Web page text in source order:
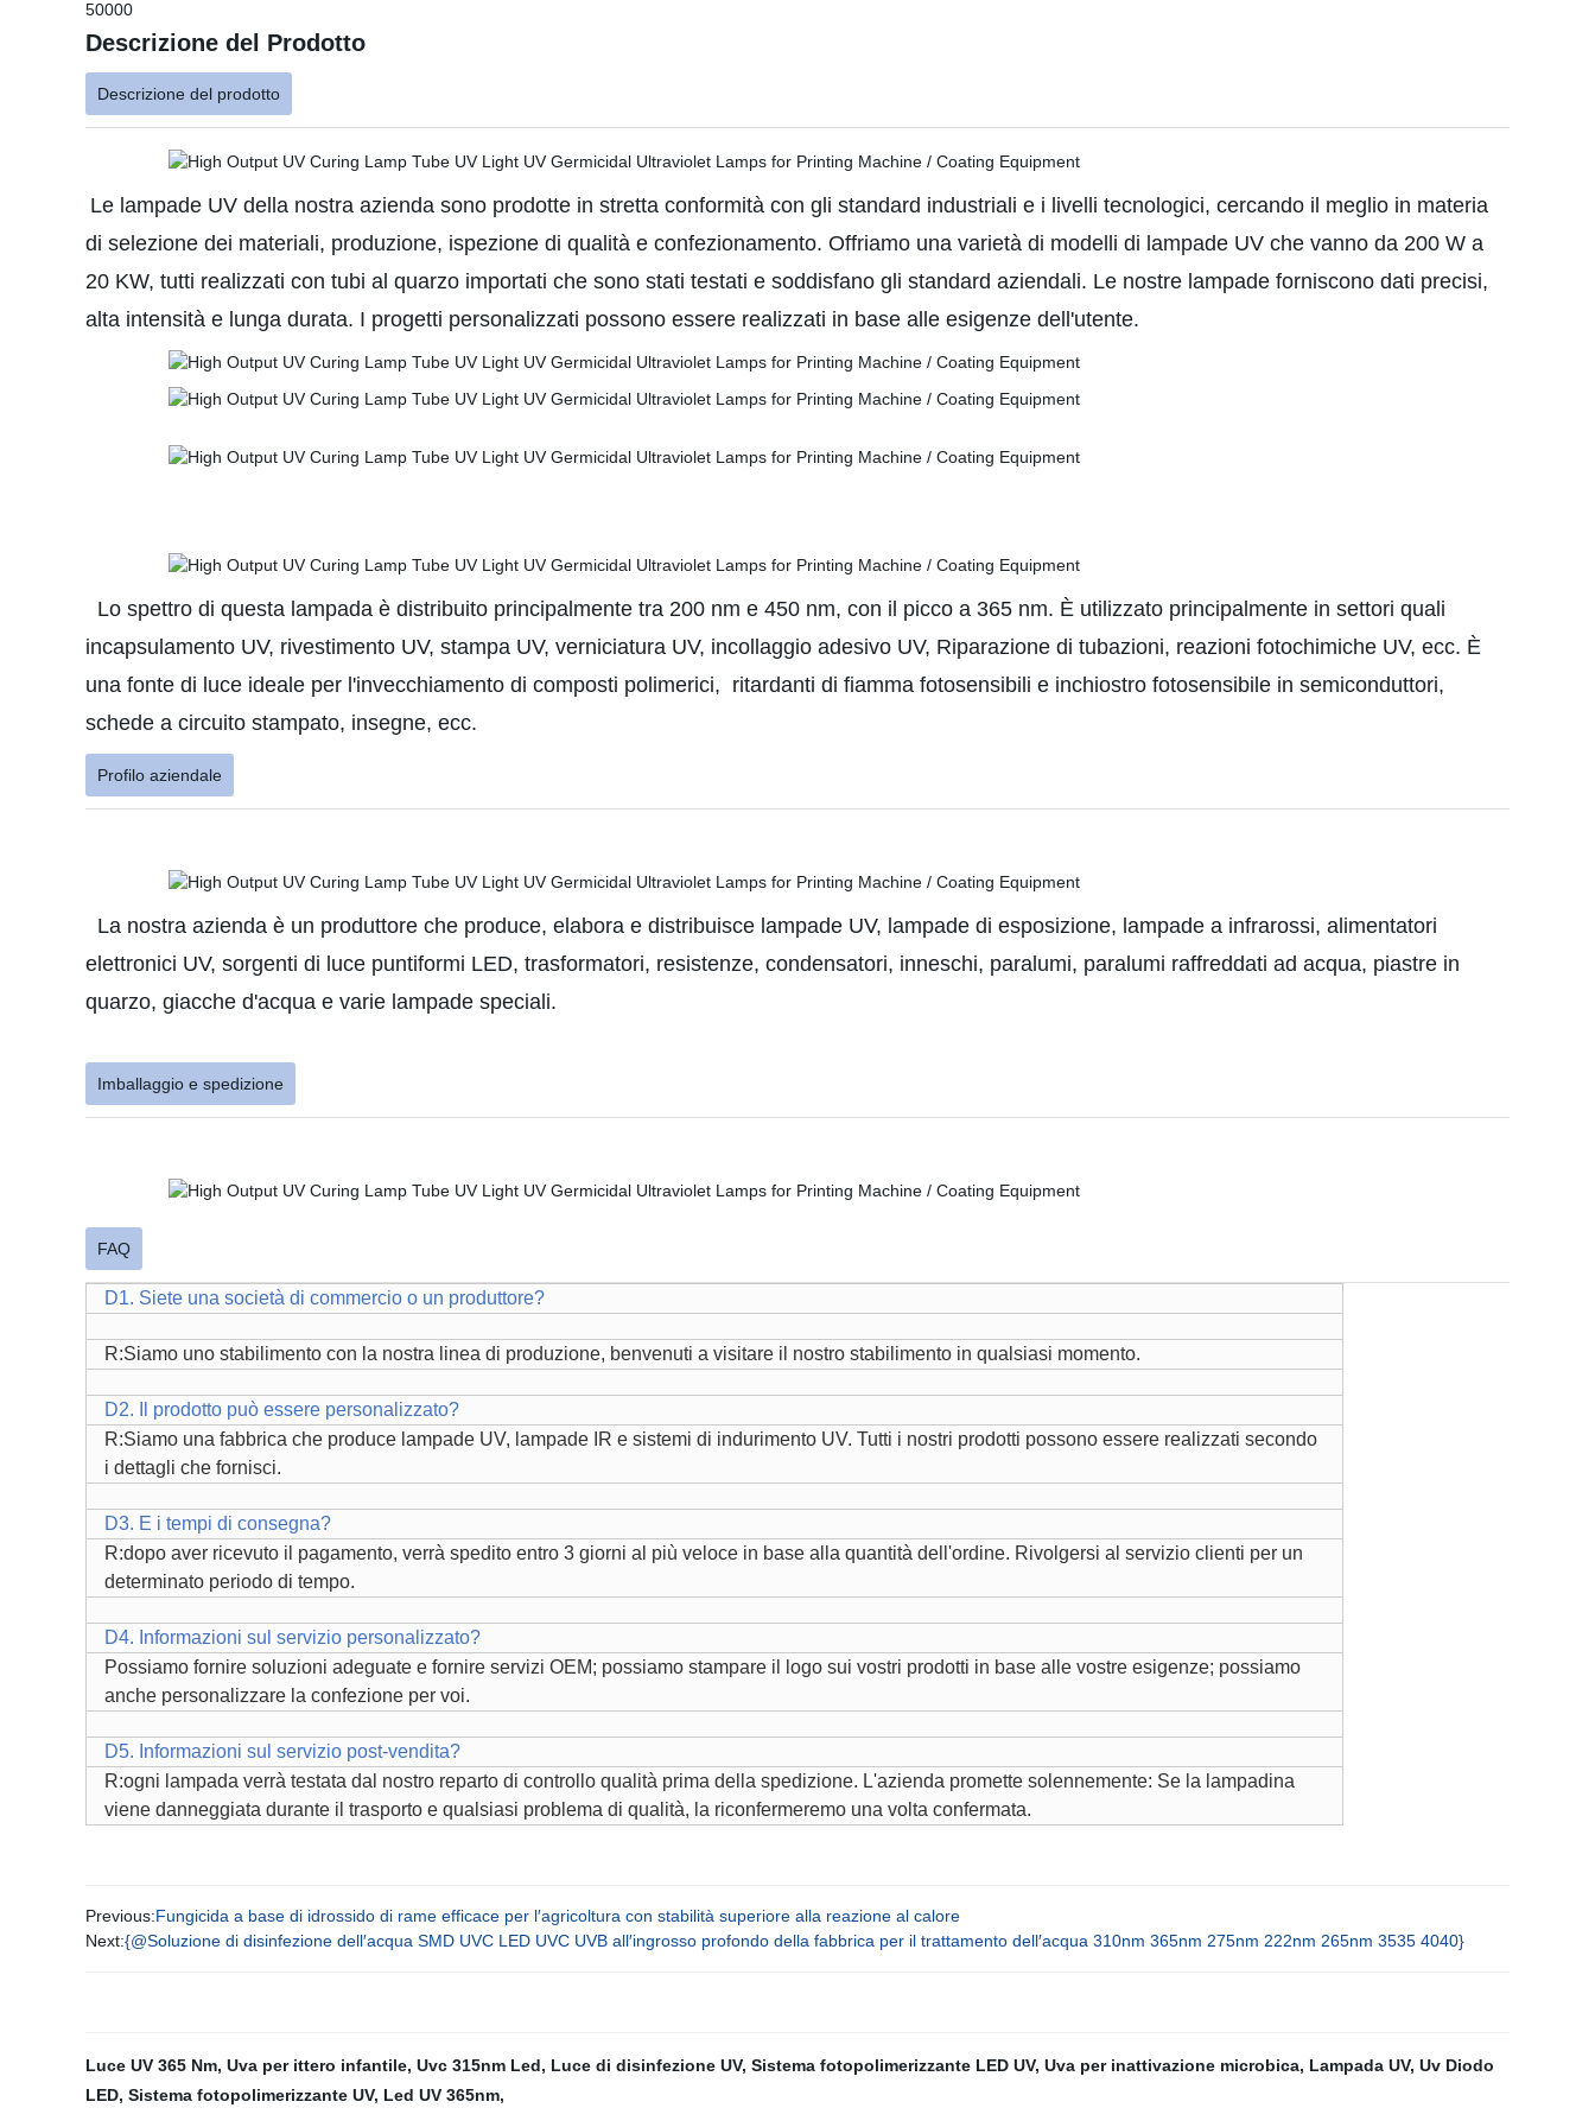
50000
Descrizione del Prodotto
Descrizione del prodotto
Le lampade UV della nostra azienda sono prodotte in stretta conformità con gli standard industriali e i livelli tecnologici, cercando il meglio in materia
di selezione dei materiali, produzione, ispezione di qualità e confezionamento. Offriamo una varietà di modelli di lampade UV che vanno da 200 W a
20 KW, tutti realizzati con tubi al quarzo importati che sono stati testati e soddisfano gli standard aziendali. Le nostre lampade forniscono dati precisi,
alta intensità e lunga durata. I progetti personalizzati possono essere realizzati in base alle esigenze dell'utente.
Lo spettro di questa lampada è distribuito principalmente tra 200 nm e 450 nm, con il picco a 365 nm. È utilizzato principalmente in settori quali
incapsulamento UV, rivestimento UV, stampa UV, verniciatura UV, incollaggio adesivo UV, Riparazione di tubazioni, reazioni fotochimiche UV, ecc. È
una fonte di luce ideale per l'invecchiamento di composti polimerici, ritardanti di fiamma fotosensibili e inchiostro fotosensibile in semiconduttori,
schede a circuito stampato, insegne, ecc.
Profilo aziendale
La nostra azienda è un produttore che produce, elabora e distribuisce lampade UV, lampade di esposizione, lampade a infrarossi, alimentatori
elettronici UV, sorgenti di luce puntiformi LED, trasformatori, resistenze, condensatori, inneschi, paralumi, paralumi raffreddati ad acqua, piastre in
quarzo, giacche d'acqua e varie lampade speciali.
Imballaggio e spedizione
FAQ
D1. Siete una società di commercio o un produttore?
R:Siamo uno stabilimento con la nostra linea di produzione, benvenuti a visitare il nostro stabilimento in qualsiasi momento.
D2. Il prodotto può essere personalizzato?
R:Siamo una fabbrica che produce lampade UV, lampade IR e sistemi di indurimento UV. Tutti i nostri prodotti possono essere realizzati secondo
i dettagli che fornisci.
D3. E i tempi di consegna?
R:dopo aver ricevuto il pagamento, verrà spedito entro 3 giorni al più veloce in base alla quantità dell'ordine. Rivolgersi al servizio clienti per un
determinato periodo di tempo.
D4. Informazioni sul servizio personalizzato?
Possiamo fornire soluzioni adeguate e fornire servizi OEM; possiamo stampare il logo sui vostri prodotti in base alle vostre esigenze; possiamo
anche personalizzare la confezione per voi.
D5. Informazioni sul servizio post-vendita?
R:ogni lampada verrà testata dal nostro reparto di controllo qualità prima della spedizione. L'azienda promette solennemente: Se la lampadina
viene danneggiata durante il trasporto e qualsiasi problema di qualità, la riconfermeremo una volta confermata.
Previous:Fungicida a base di idrossido di rame efficace per l′agricoltura con stabilità superiore alla reazione al calore
Next:{@Soluzione di disinfezione dell′acqua SMD UVC LED UVC UVB all′ingrosso profondo della fabbrica per il trattamento dell′acqua 310nm 365nm 275nm 222nm 265nm 3535 4040}
Luce UV 365 Nm, Uva per ittero infantile, Uvc 315nm Led, Luce di disinfezione UV, Sistema fotopolimerizzante LED UV, Uva per inattivazione microbica, Lampada UV, Uv Diodo
LED, Sistema fotopolimerizzante UV, Led UV 365nm,